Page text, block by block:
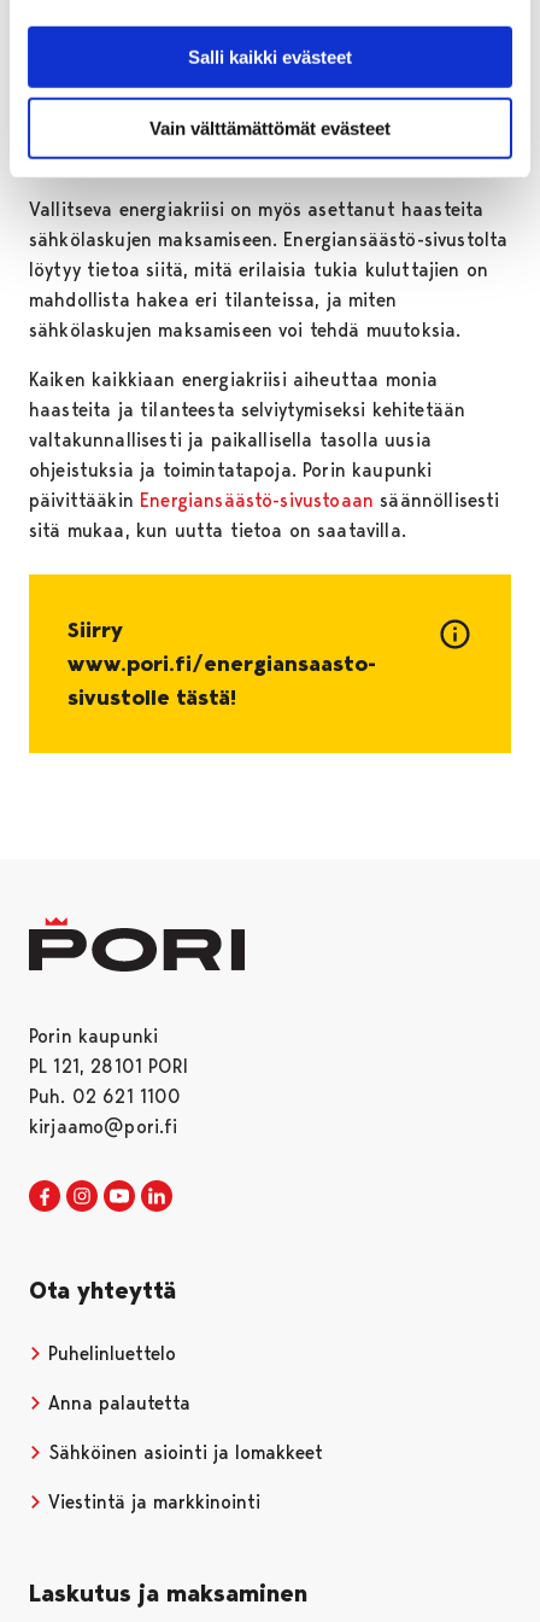
Salli kaikki evästeet
Vain välttämättömät evästeet
kannattaa varautua ja miten niiden aikana tulee
toimia. Sivustolta löytyvät linkit eri viranomaisten ja
järjestöjen sekä myös Pori Energian ja Porin Veden
ajantasaisiin ohjeistuksiin.
Vallitseva energiakriisi on myös asettanut haasteita
sähkölaskujen maksamiseen. Energiansäästö-sivustolta
löytyy tietoa siitä, mitä erilaisia tukia kuluttajien on
mahdollista hakea eri tilanteissa, ja miten
sähkölaskujen maksamiseen voi tehdä muutoksia.
Kaiken kaikkiaan energiakriisi aiheuttaa monia
haasteita ja tilanteesta selviytymiseksi kehitetään
valtakunnallisesti ja paikallisella tasolla uusia
ohjeistuksia ja toimintatapoja. Porin kaupunki
päivittääkin Energiansäästö-sivustoaan säännöllisesti
sitä mukaa, kun uutta tietoa on saatavilla.
Siirry
www.pori.fi/energiansaasto-
sivustolle tästä!
Porin kaupunki
PL 121, 28101 PORI
Puh. 02 621 1100
kirjaamo@pori.fi
Porin kaupunki Facebookissa
Avautuu uudessa välilehdessä
Porin kaupunki Instagramissa
Avautuu uudessa välilehdessä
Porin kaupunki Youtubessa
Avautuu uudessa välilehdessä
Ota yhteyttä
Puhelinluettelo
Anna palautetta
Sähköinen asiointi ja lomakkeet
Viestintä ja markkinointi
Laskutus ja maksaminen